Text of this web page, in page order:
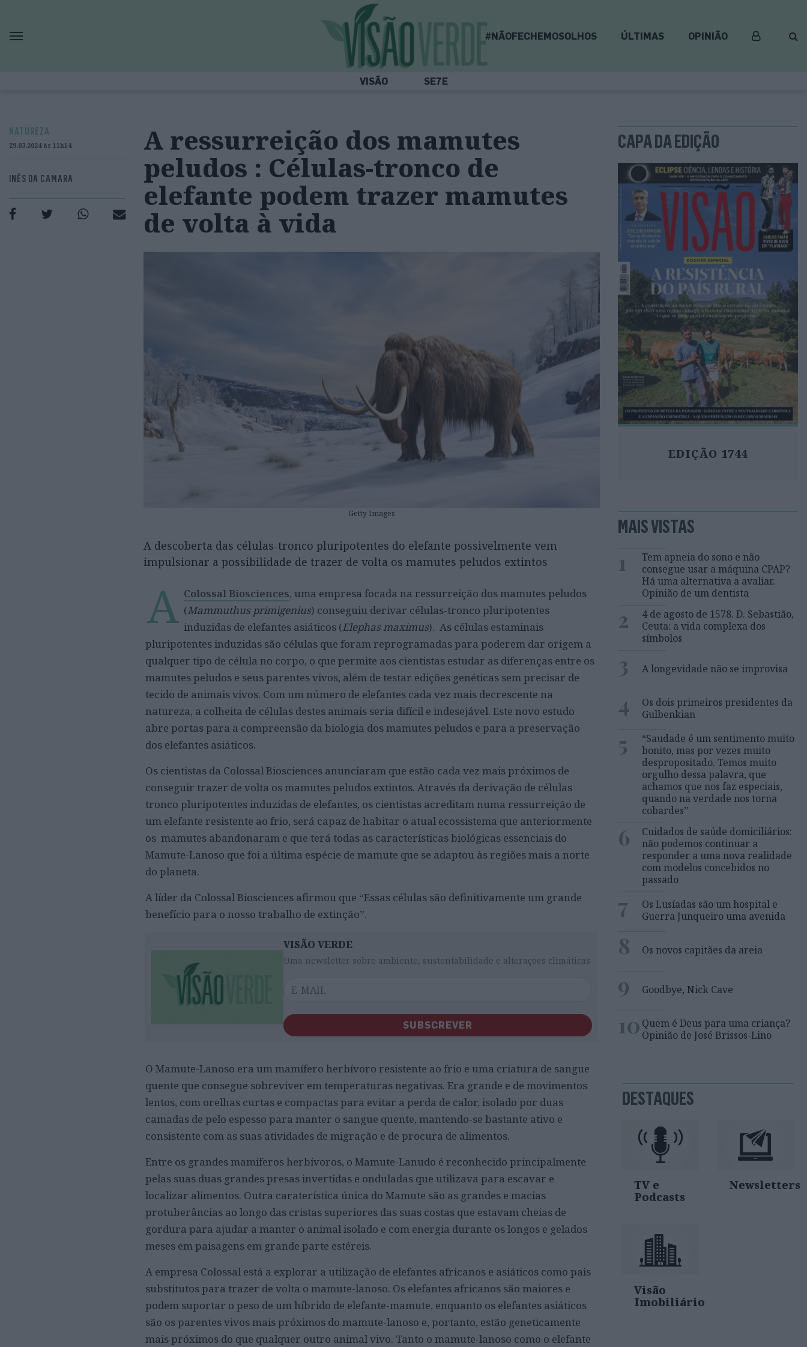
#NÃOFECHEMOSOLHOS ÚLTIMAS OPINIÃO
VISÃO SE7E
NATUREZA
29.03.2024 às 11h14
INÊS DA CAMARA
A ressurreição dos mamutes
peludos : Células-tronco de
elefante podem trazer mamutes
de volta à vida
Getty Images
A descoberta das células-tronco pluripotentes do elefante possivelmente vem
impulsionar a possibilidade de trazer de volta os mamutes peludos extintos
A Colossal Biosciences, uma empresa focada na ressurreição dos mamutes peludos
(Mammuthus primigenius) conseguiu derivar células-tronco pluripotentes
induzidas de elefantes asiáticos (Elephas maximus). As células estaminais
pluripotentes induzidas são células que foram reprogramadas para poderem dar origem a
qualquer tipo de célula no corpo, o que permite aos cientistas estudar as diferenças entre os
mamutes peludos e seus parentes vivos, além de testar edições genéticas sem precisar de
tecido de animais vivos. Com um número de elefantes cada vez mais decrescente na
natureza, a colheita de células destes animais seria difícil e indesejável. Este novo estudo
abre portas para a compreensão da biologia dos mamutes peludos e para a preservação
dos elefantes asiáticos.
Os cientistas da Colossal Biosciences anunciaram que estão cada vez mais próximos de
conseguir trazer de volta os mamutes peludos extintos. Através da derivação de células
tronco pluripotentes induzidas de elefantes, os cientistas acreditam numa ressurreição de
um elefante resistente ao frio, será capaz de habitar o atual ecossistema que anteriormente
os mamutes abandonaram e que terá todas as características biológicas essenciais do
Mamute-Lanoso que foi a última espécie de mamute que se adaptou às regiões mais a norte
do planeta.
A líder da Colossal Biosciences afirmou que “Essas células são definitivamente um grande
benefício para o nosso trabalho de extinção”.
VISÃO VERDE
Uma newsletter sobre ambiente, sustentabilidade e alterações climáticas
SUBSCREVER
O Mamute-Lanoso era um mamífero herbívoro resistente ao frio e uma criatura de sangue
quente que consegue sobreviver em temperaturas negativas. Era grande e de movimentos
lentos, com orelhas curtas e compactas para evitar a perda de calor, isolado por duas
camadas de pelo espesso para manter o sangue quente, mantendo-se bastante ativo e
consistente com as suas atividades de migração e de procura de alimentos.
Entre os grandes mamíferos herbívoros, o Mamute-Lanudo é reconhecido principalmente
pelas suas duas grandes presas invertidas e onduladas que utilizava para escavar e
localizar alimentos. Outra caraterística única do Mamute são as grandes e macias
protuberâncias ao longo das cristas superiores das suas costas que estavam cheias de
gordura para ajudar a manter o animal isolado e com energia durante os longos e gelados
meses em paisagens em grande parte estéreis.
A empresa Colossal está a explorar a utilização de elefantes africanos e asiáticos como pais
substitutos para trazer de volta o mamute-lanoso. Os elefantes africanos são maiores e
podem suportar o peso de um híbrido de elefante-mamute, enquanto os elefantes asiáticos
são os parentes vivos mais próximos do mamute-lanoso e, portanto, estão geneticamente
mais próximos do que qualquer outro animal vivo. Tanto o mamute-lanoso como o elefante
CAPA DA EDIÇÃO
EDIÇÃO 1744
MAIS VISTAS
1
Tem apneia do sono e não
consegue usar a máquina CPAP?
Há uma alternativa a avaliar.
Opinião de um dentista
2
4 de agosto de 1578. D. Sebastião,
Ceuta: a vida complexa dos
símbolos
3 A longevidade não se improvisa
4
Os dois primeiros presidentes da
Gulbenkian
5
“Saudade é um sentimento muito
bonito, mas por vezes muito
despropositado. Temos muito
orgulho dessa palavra, que
achamos que nos faz especiais,
quando na verdade nos torna
cobardes’’
6
Cuidados de saúde domiciliários:
não podemos continuar a
responder a uma nova realidade
com modelos concebidos no
passado
7
Os Lusíadas são um hospital e
Guerra Junqueiro uma avenida
8 Os novos capitães da areia
9 Goodbye, Nick Cave
10 Quem é Deus para uma criança?
Opinião de José Brissos-Lino
DESTAQUES
TV e
Podcasts
Newsletters
Visão
Imobiliário